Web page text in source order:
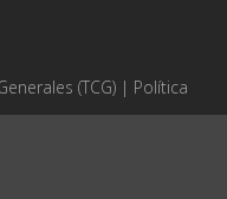
(TCG) | Política